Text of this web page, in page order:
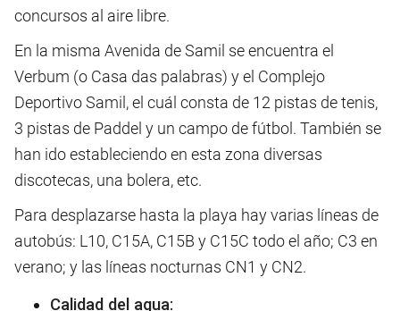
concursos al aire libre.
En la misma Avenida de Samil se encuentra el
Verbum (o Casa das palabras) y el Complejo
Deportivo Samil, el cuál consta de 12 pistas de tenis,
3 pistas de Paddel y un campo de fútbol. También se
han ido estableciendo en esta zona diversas
discotecas, una bolera, etc.
Para desplazarse hasta la playa hay varias líneas de
autobús: L10, C15A, C15B y C15C todo el año; C3 en
verano; y las líneas nocturnas CN1 y CN2.
Calidad del agua: